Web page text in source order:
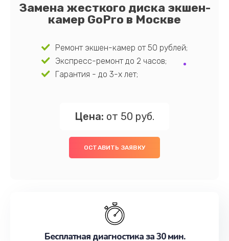
Замена жесткого диска экшен-
камер GoPro в Москве
Ремонт экшен-камер от 50 рублей;
Экспресс-ремонт до 2 часов;
Гарантия - до 3-х лет;
Цена: от 50 руб.
ОСТАВИТЬ ЗАЯВКУ
Бесплатная диагностика за 30 мин.